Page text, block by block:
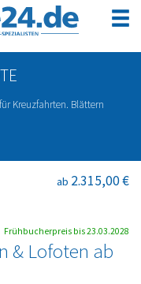
Kreuzfahrten. Blättern
& Lofoten ab
ab 2.315,00 €
Frühbucherpreis bis 23.03.2028